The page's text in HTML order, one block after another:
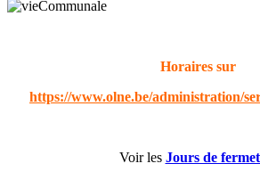
Horaires sur
https://www.olne.be/administration/
Voir les Jours de